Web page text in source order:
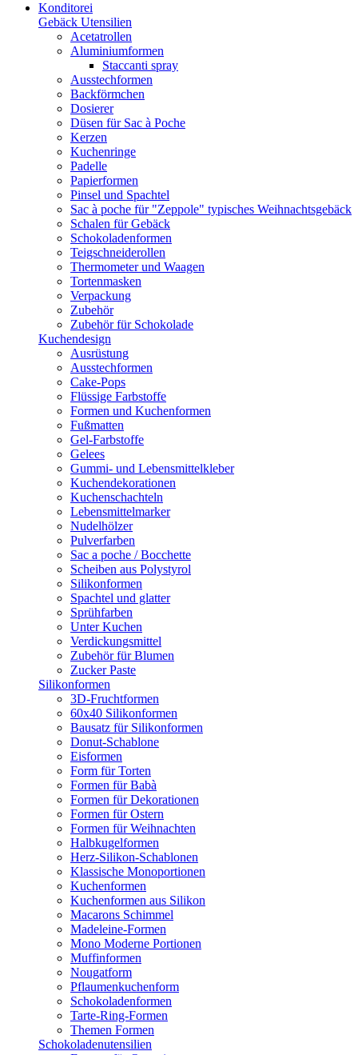
Konditorei
Gebäck Utensilien
Acetatrollen
Aluminiumformen
Staccanti spray
Ausstechformen
Backförmchen
Dosierer
Düsen für Sac à Poche
Kerzen
Kuchenringe
Padelle
Papierformen
Pinsel und Spachtel
Sac à poche für "Zeppole" typisches Weihnachtsgebäck
Schalen für Gebäck
Schokoladenformen
Teigschneiderollen
Thermometer und Waagen
Tortenmasken
Verpackung
Zubehör
Zubehör für Schokolade
Kuchendesign
Ausrüstung
Ausstechformen
Cake-Pops
Flüssige Farbstoffe
Formen und Kuchenformen
Fußmatten
Gel-Farbstoffe
Gelees
Gummi- und Lebensmittelkleber
Kuchendekorationen
Kuchenschachteln
Lebensmittelmarker
Nudelhölzer
Pulverfarben
Sac a poche / Bocchette
Scheiben aus Polystyrol
Silikonformen
Spachtel und glatter
Sprühfarben
Unter Kuchen
Verdickungsmittel
Zubehör für Blumen
Zucker Paste
Silikonformen
3D-Fruchtformen
60x40 Silikonformen
Bausatz für Silikonformen
Donut-Schablone
Eisformen
Form für Torten
Formen für Babà
Formen für Dekorationen
Formen für Ostern
Formen für Weihnachten
Halbkugelformen
Herz-Silikon-Schablonen
Klassische Monoportionen
Kuchenformen
Kuchenformen aus Silikon
Macarons Schimmel
Madeleine-Formen
Mono Moderne Portionen
Muffinformen
Nougatform
Pflaumenkuchenform
Schokoladenformen
Tarte-Ring-Formen
Themen Formen
Schokoladenutensilien